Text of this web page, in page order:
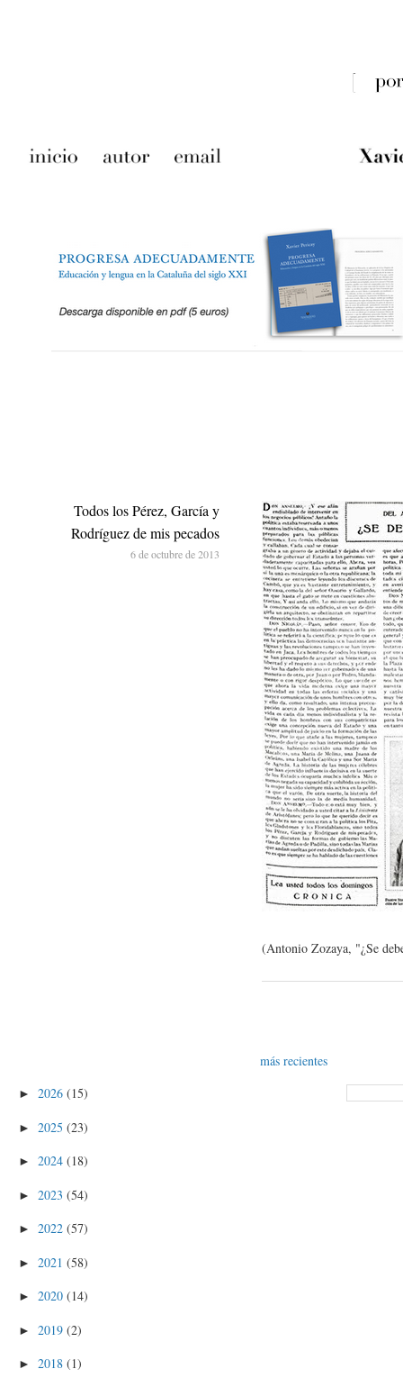
(Antonio Zozaya, "¿Se
Todos los Pérez, García y
Rodríguez de mis pecados
6 de octubre de 2013
más recientes
► 2026 (15)
► 2025 (23)
► 2024 (18)
► 2023 (54)
► 2022 (57)
► 2021 (58)
► 2020 (14)
► 2019 (2)
► 2018 (1)